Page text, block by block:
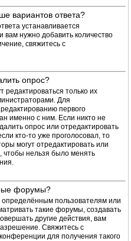
вариантов ответа?
устанавливается
нужно добавить количество
свяжитесь с
опрос?
редактироваться только их
Для
первого
именно с ним. Если никто не
опрос или отредактировать
кто-то уже проголосовал, то
могут отредактировать или
чтобы нельзя было менять
форумы?
пользователям или
такие форумы, создавать
другие действия, вам
Свяжитесь с
для получения такого